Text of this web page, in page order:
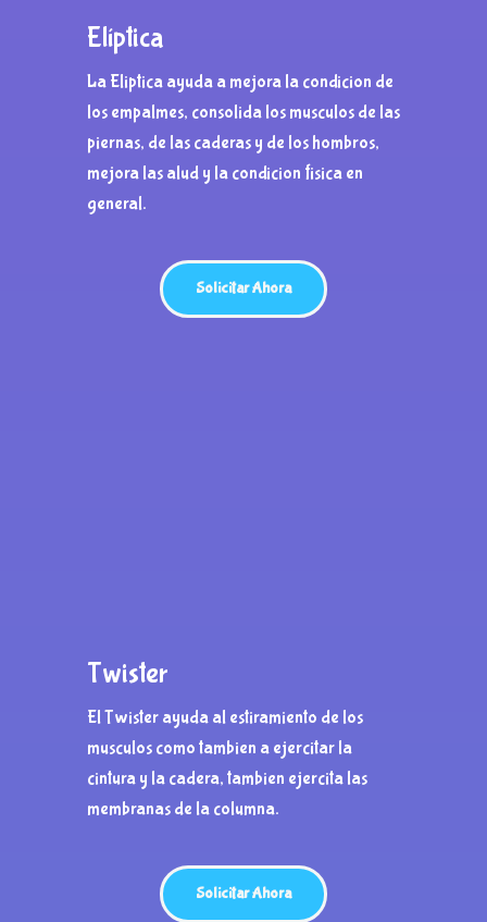
Elíptica
La Eliptica ayuda a mejora la condicion de
los empalmes, consolida los musculos de las
piernas, de las caderas y de los hombros,
mejora las alud y la condicion fisica en
general.
Solicitar Ahora
Twister
El Twister ayuda al estiramiento de los
musculos como tambien a ejercitar la
cintura y la cadera, tambien ejercita las
membranas de la columna.
Solicitar Ahora